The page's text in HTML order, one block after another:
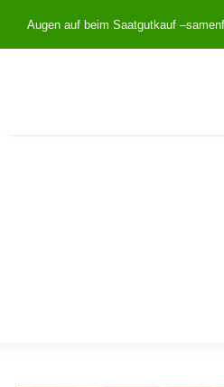
Augen auf beim Saatgutkauf –